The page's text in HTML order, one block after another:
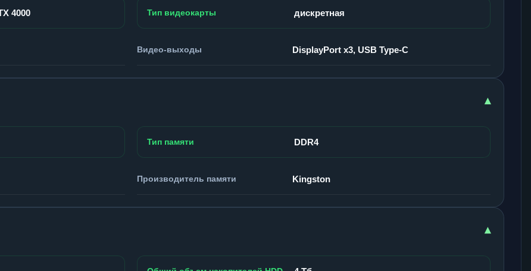
4000 Тип видеокарты дискретная
Видео-выходы DisplayPort x3, USB Type-C
▾
Тип памяти DDR4
Производитель памяти Kingston
▾